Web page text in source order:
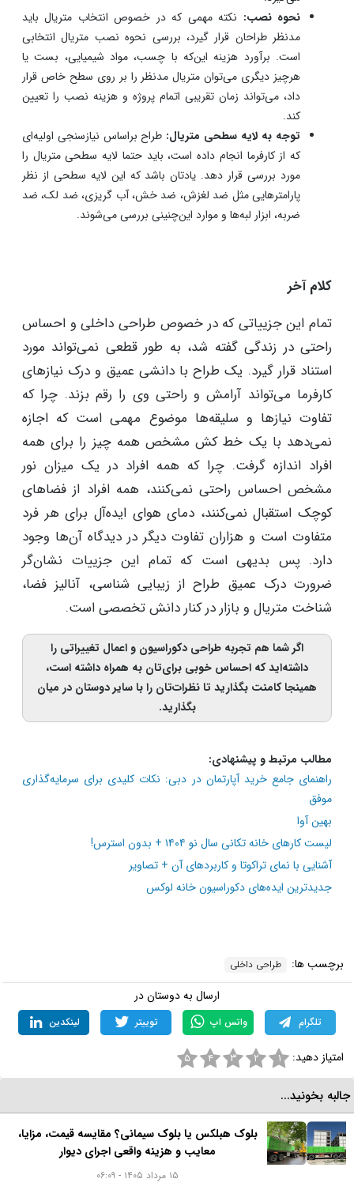
نحوه نصب:نکته مهمی که در خصوص انتخاب متریال باید
مدنظر طراحان قرار گیرد، بررسی نحوه نصب متریال انتخابی
است. برآورد هزینه این‌که با چسب، مواد شیمیایی، بست یا
هرچیز دیگری می‌توان متریال مدنظر را بر روی سطح خاص قرار
داد، می‌تواند زمان تقریبی اتمام پروژه و هزینه نصب را تعیین
کند.
توجه به لایه سطحی متریال:طراح براساس نیازسنجی اولیه‌ای
که از کارفرما انجام داده است، باید حتما لایه سطحی متریال را
مورد بررسی قرار دهد. یادتان باشد که این لایه سطحی از نظر
پارامترهایی مثل ضد لغزش، ضد خش، آب گریزی، ضد لک، ضد
ضربه، ابزار لبه‌ها و موارد این‌چنینی بررسی می‌شوند.
کلام آخر
تمام این جزییاتی که در خصوص طراحی داخلی و احساس
راحتی در زندگی گفته شد، به طور قطعی نمی‌تواند مورد
استناد قرار گیرد. یک طراح با دانشی عمیق و درک نیازهای
کارفرما می‌تواند آرامش و راحتی وی را رقم بزند. چرا که
تفاوت نیازها و سلیقه‌ها موضوع مهمی است که اجازه
نمی‌دهد با یک خط کش مشخص همه چیز را برای همه
افراد اندازه گرفت. چرا که همه افراد در یک میزان نور
مشخص احساس راحتی نمی‌کنند، همه افراد از فضاهای
کوچک استقبال نمی‌کنند، دمای هوای ایده‌آل برای هر فرد
متفاوت است و هزاران تفاوت دیگر در دیدگاه آن‌ها وجود
دارد. پس بدیهی است که تمام این جزییات نشان‌گر
ضرورت درک عمیق طراح از زیبایی شناسی، آنالیز فضا،
شناخت متریال و بازار در کنار دانش تخصصی است.
اگر شما هم تجربه طراحی دکوراسیون و اعمال تغییراتی را
داشته‌اید که احساس خوبی برای‌تان به همراه داشته است،
همینجا کامنت بگذارید تا نظرات‌تان را با سایر دوستان در میان
بگذارید.
مطالب مرتبط و پیشنهادی:
راهنمای جامع خرید آپارتمان در دبی: نکات کلیدی برای سرمایه‌گذاری
موفق
بهین آوا
لیست کارهای خانه تکانی سال نو ۱۴۰۴ + بدون استرس!
آشنایی با نمای تراکوتا و کاربردهای آن + تصاویر
جدیدترین ایده‌های دکوراسیون خانه لوکس
برچسب ها: طراحی داخلی
ارسال به دوستان در
تلگرام واتس اپ توییتر لینکدین
امتیاز دهید: ۱ ۲ ۳ ۴ ۵
بخونید...
بلوک هبلکس یا بلوک سیمانی؟ مقایسه قیمت، مزایا،
معایب و هزینه واقعی اجرای دیوار
۱۵ مرداد ۱۴۰۵ - ۰۶:۰۹